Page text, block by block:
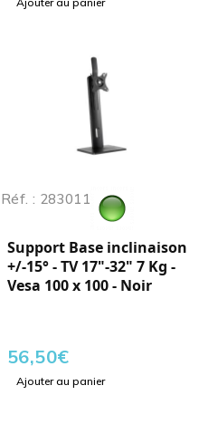
Réf. : 283011
Support Base inclinaison
+/-15° - TV 17"-32" 7 Kg -
Vesa 100 x 100 - Noir
56,50€
Ajouter au panier